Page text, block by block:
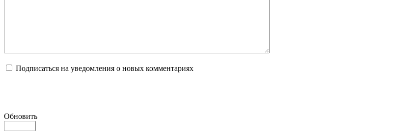
Подписаться на уведомления о новых комментариях
Обновить